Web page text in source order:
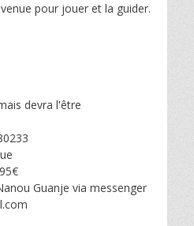
pour jouer et la guider.
devra l'être
Guanje via messenger